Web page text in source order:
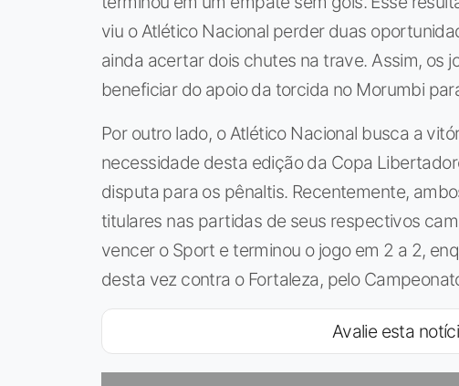
viu o Atlético Nacional perder duas
ainda acertar dois chutes na trave. Assim, os
beneficiar do apoio da torcida no Morumbi
Por outro lado, o Atlético Nacional busca a
necessidade desta edição da Copa
disputa para os pênaltis. Recentemente,
titulares nas partidas de seus respectivos
vencer o Sport e terminou o jogo em 2 a 2,
desta vez contra o Fortaleza, pelo
Avalie esta